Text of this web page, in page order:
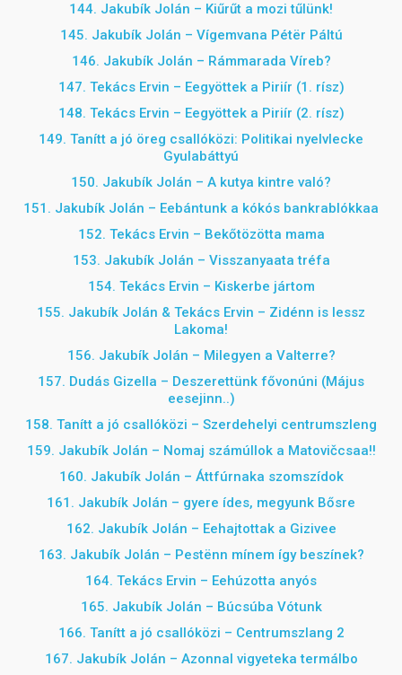
144. Jakubík Jolán – Kiűrűt a mozi tűlünk!
145. Jakubík Jolán – Vígemvana Pétër Páltú
146. Jakubík Jolán – Rámmarada Víreb?
147. Tekács Ervin – Eegyöttek a Piriír (1. rísz)
148. Tekács Ervin – Eegyöttek a Piriír (2. rísz)
149. Tanítt a jó öreg csallóközi: Politikai nyelvlecke
Gyulabáttyú
150. Jakubík Jolán – A kutya kintre való?
151. Jakubík Jolán – Eebántunk a kókós bankrablókkaa
152. Tekács Ervin – Bekőtözötta mama
153. Jakubík Jolán – Visszanyaata tréfa
154. Tekács Ervin – Kiskerbe jártom
155. Jakubík Jolán & Tekács Ervin – Zidénn is lessz
Lakoma!
156. Jakubík Jolán – Milegyen a Valterre?
157. Dudás Gizella – Deszerettünk fővonúni (Május
eesejinn..)
158. Tanítt a jó csallóközi – Szerdehelyi centrumszleng
159. Jakubík Jolán – Nomaj számúllok a Matovičcsaa!!
160. Jakubík Jolán – Áttfúrnaka szomszídok
161. Jakubík Jolán – gyere ídes, megyunk Bősre
162. Jakubík Jolán – Eehajtottak a Gizivee
163. Jakubík Jolán – Pestënn mínem így beszínek?
164. Tekács Ervin – Eehúzotta anyós
165. Jakubík Jolán – Búcsúba Vótunk
166. Tanítt a jó csallóközi – Centrumszlang 2
167. Jakubík Jolán – Azonnal vigyeteka termálbo